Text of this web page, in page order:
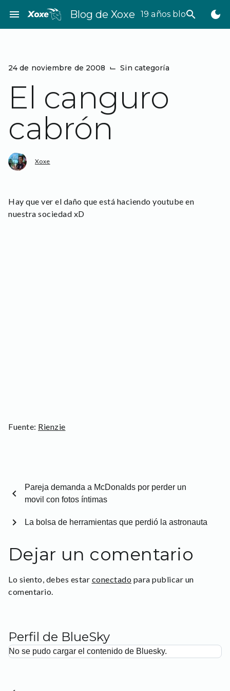
contenido
menu Blog de Xoxe 19 años bloggeando
search dark_mode
24 de noviembre de 2008 ⌙ Sin categoría
El canguro
cabrón
Xoxe
Hay que ver el daño que está haciendo youtube en
nuestra sociedad xD
Fuente: Rienzie
chevron_left
Pareja demanda a McDonalds por perder un
movil con fotos íntimas
La bolsa de herramientas que perdió la astronauta
chevron_right
Dejar un comentario
Lo siento, debes estar conectado para publicar un
comentario.
Perfil de BlueSky
No se pudo cargar el contenido de Bluesky.